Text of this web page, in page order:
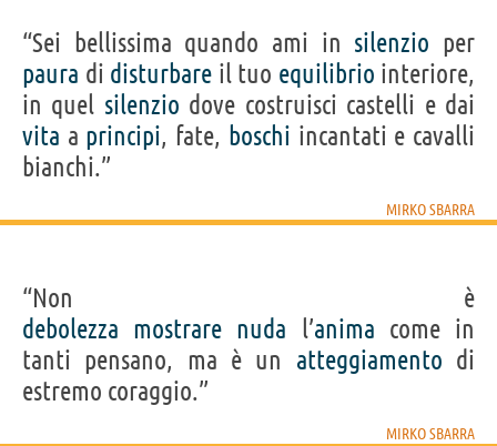
“Sei bellissima quando ami in silenzio per
paura di disturbare il tuo equilibrio interiore,
in quel silenzio dove costruisci castelli e dai
vita a principi, fate, boschi incantati e cavalli
bianchi.”
MIRKO SBARRA
“Non è
debolezza mostrare nuda l’anima come in
tanti pensano, ma è un atteggiamento di
estremo coraggio.”
MIRKO SBARRA